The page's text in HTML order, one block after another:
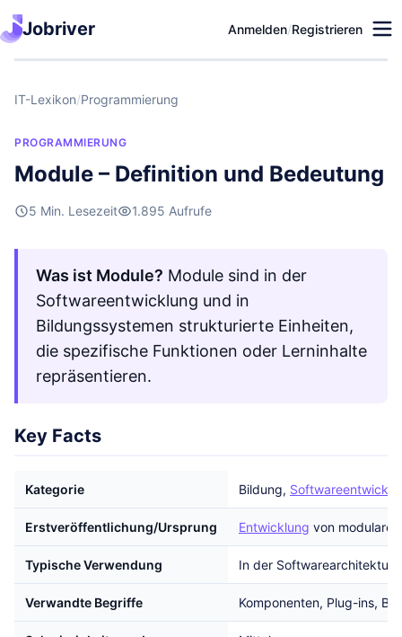
Jobriver Anmelden/Registrieren
IT-Lexikon/Programmierung
PROGRAMMIERUNG
Module – Definition und Bedeutung
5 Min. Lesezeit 1.895 Aufrufe
Was ist Module? Module sind in der
Softwareentwicklung und in
Bildungssystemen strukturierte Einheiten,
die spezifische Funktionen oder Lerninhalte
repräsentieren.
Key Facts
Kategorie Bildung,
Erstveröffentlichung/Ursprung Entwicklung von
Typische Verwendung In der Softwarearchitektur
Verwandte Begriffe Komponenten, Plug-ins,